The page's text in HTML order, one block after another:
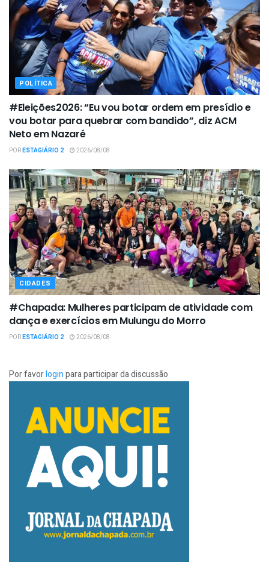
POLÍTICA
#Eleições2026: “Eu vou botar ordem em presídio e
vou botar para quebrar com bandido”, diz ACM
Neto em Nazaré
PORESTAGIÁRIO 2 2026/08/08
CIDADES
#Chapada: Mulheres participam de atividade com
dança e exercícios em Mulungu do Morro
PORESTAGIÁRIO 2 2026/08/08
Por favorloginpara participar da discussão